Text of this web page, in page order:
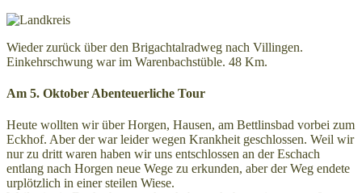
Wieder zurück über den Brigachtalradweg nach Villingen.
Einkehrschwung war im Warenbachstüble. 48 Km.
Am 5. Oktober Abenteuerliche Tour
Heute wollten wir über Horgen, Hausen, am Bettlinsbad vorbei zum
Eckhof. Aber der war leider wegen Krankheit geschlossen. Weil wir
nur zu dritt waren haben wir uns entschlossen an der Eschach
entlang nach Horgen neue Wege zu erkunden, aber der Weg endete
urplötzlich in einer steilen Wiese.